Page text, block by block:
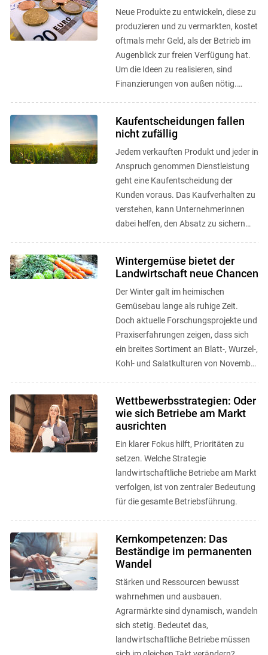
Neue Produkte zu entwickeln, diese zu
produzieren und zu vermarkten, kostet
oftmals mehr Geld, als der Betrieb im
Augenblick zur freien Verfügung hat.
Um die Ideen zu realisieren, sind
Finanzierungen von außen nötig.
Kaufentscheidungen fallen
nicht zufällig
Jedem verkauften Produkt und jeder in
Anspruch genommen Dienstleistung
geht eine Kaufentscheidung der
Kunden voraus. Das Kaufverhalten zu
verstehen, kann Unternehmerinnen
dabei helfen, den Absatz zu sichern
Wintergemüse bietet der
Landwirtschaft neue Chancen
Der Winter galt im heimischen
Gemüsebau lange als ruhige Zeit.
Doch aktuelle Forschungsprojekte und
Praxiserfahrungen zeigen, dass sich
ein breites Sortiment an Blatt-, Wurzel-,
Kohl- und Salatkulturen von November
Wettbewerbsstrategien: Oder
wie sich Betriebe am Markt
ausrichten
Ein klarer Fokus hilft, Prioritäten zu
setzen. Welche Strategie
landwirtschaftliche Betriebe am Markt
verfolgen, ist von zentraler Bedeutung
für die gesamte Betriebsführung.
Kernkompetenzen: Das
Beständige im permanenten
Wandel
Stärken und Ressourcen bewusst
wahrnehmen und ausbauen.
Agrarmärkte sind dynamisch, wandeln
sich stetig. Bedeutet das,
landwirtschaftliche Betriebe müssen